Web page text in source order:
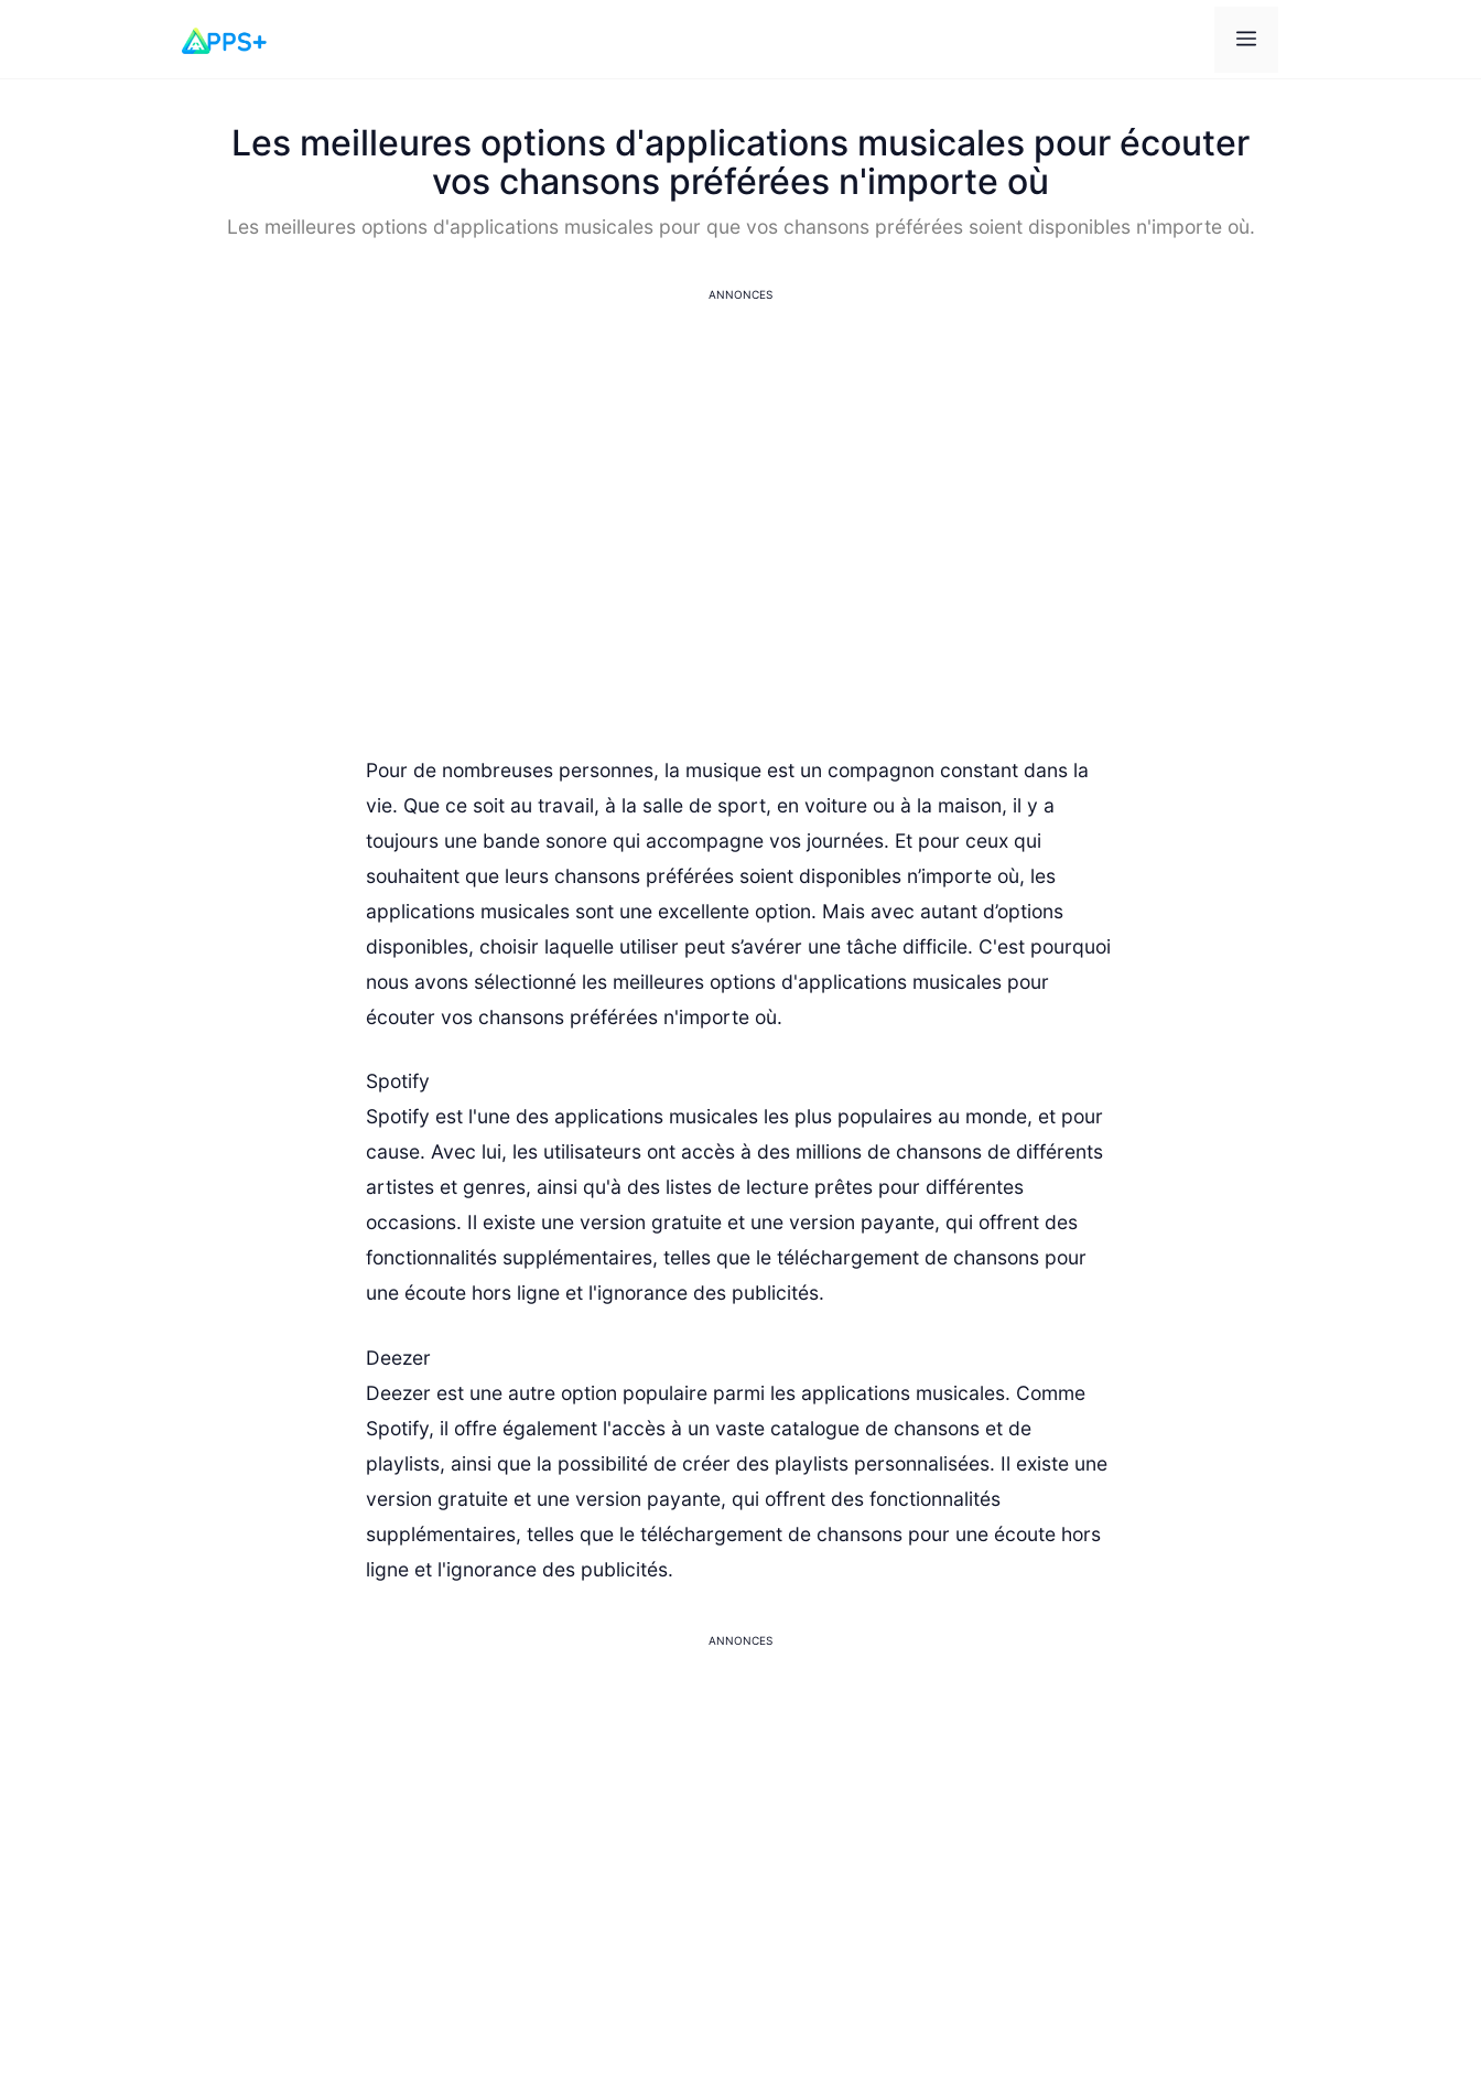
Menu
Les meilleures options d'applications musicales pour écouter
vos chansons préférées n'importe où
Les meilleures options d'applications musicales pour que vos chansons préférées soient disponibles n'importe où.
ANNONCES
Pour de nombreuses personnes, la musique est un compagnon constant dans la
vie. Que ce soit au travail, à la salle de sport, en voiture ou à la maison, il y a
toujours une bande sonore qui accompagne vos journées. Et pour ceux qui
souhaitent que leurs chansons préférées soient disponibles n’importe où, les
applications musicales sont une excellente option. Mais avec autant d’options
disponibles, choisir laquelle utiliser peut s’avérer une tâche difficile. C'est pourquoi
nous avons sélectionné les meilleures options d'applications musicales pour
écouter vos chansons préférées n'importe où.
Spotify
Spotify est l'une des applications musicales les plus populaires au monde, et pour
cause. Avec lui, les utilisateurs ont accès à des millions de chansons de différents
artistes et genres, ainsi qu'à des listes de lecture prêtes pour différentes
occasions. Il existe une version gratuite et une version payante, qui offrent des
fonctionnalités supplémentaires, telles que le téléchargement de chansons pour
une écoute hors ligne et l'ignorance des publicités.
Deezer
Deezer est une autre option populaire parmi les applications musicales. Comme
Spotify, il offre également l'accès à un vaste catalogue de chansons et de
playlists, ainsi que la possibilité de créer des playlists personnalisées. Il existe une
version gratuite et une version payante, qui offrent des fonctionnalités
supplémentaires, telles que le téléchargement de chansons pour une écoute hors
ligne et l'ignorance des publicités.
ANNONCES